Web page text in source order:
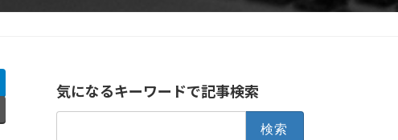
気になるキーワードで記事検索